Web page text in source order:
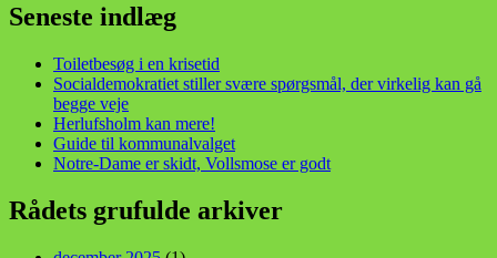
Seneste indlæg
Toiletbesøg i en krisetid
Socialdemokratiet stiller svære spørgsmål, der virkelig kan gå
begge veje
Herlufsholm kan mere!
Guide til kommunalvalget
Notre-Dame er skidt, Vollsmose er godt
Rådets grufulde arkiver